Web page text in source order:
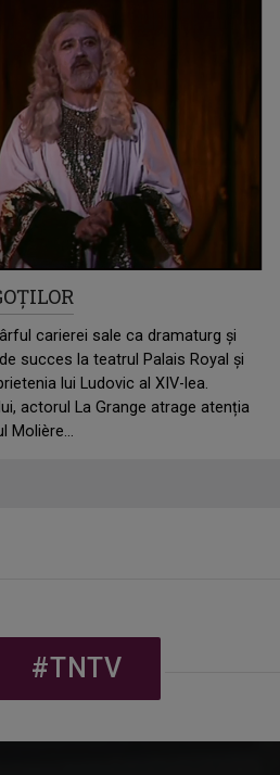
carierei sale ca dramaturg și
succes la teatrul Palais Royal și
lui Ludovic al XIV-lea.
actorul La Grange atrage atenția
Molière...
#TNTV